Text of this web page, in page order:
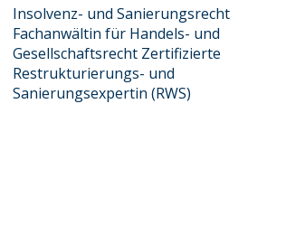
Insolvenz- und Sanierungsrecht
Fachanwältin für Handels- und
Gesellschaftsrecht Zertifizierte
Restrukturierungs- und
Sanierungsexpertin (RWS)